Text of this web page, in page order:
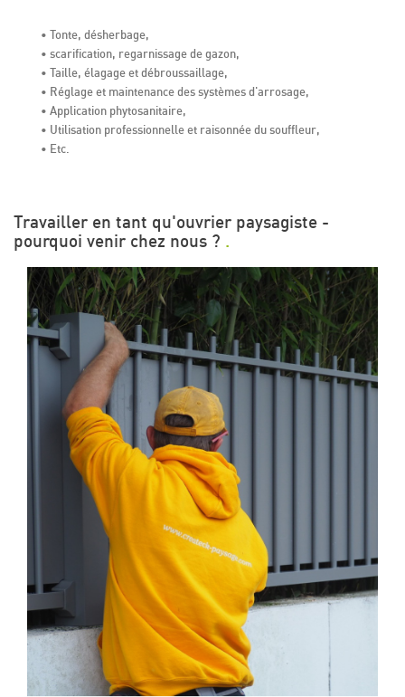
• Tonte, désherbage,
• scarification, regarnissage de gazon,
• Taille, élagage et débroussaillage,
• Réglage et maintenance des systèmes d'arrosage,
• Application phytosanitaire,
• Utilisation professionnelle et raisonnée du souffleur,
• Etc.
Travailler en tant qu'ouvrier paysagiste -
pourquoi venir chez nous ? .